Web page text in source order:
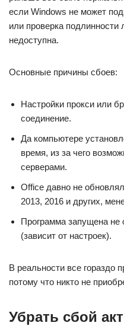
если Windows не может
или проверка подлинности
недоступна.
Основные причины сбоев:
Настройки прокси или
соединение.
Да компьютере
время, из за чего
серверами.
Office давно не
2013, 2016 и других,
Программа запущена не
(зависит от настроек).
В реальности все гораздо
потому что никто не
Убрать сбой